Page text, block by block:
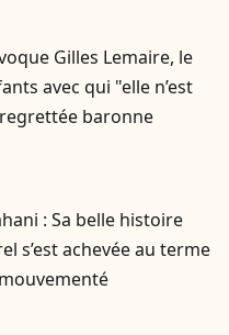
Gilles Lemaire, le
avec qui "elle n’est
baronne
: Sa belle histoire
s’est achevée au terme